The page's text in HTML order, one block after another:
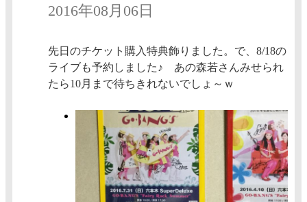
2016年08月06日
先日のチケット購入特典飾りました。で、8/18の
ライブも予約しました♪ あの森若さんみせられ
たら10月まで待ちきれないでしょ～ｗ